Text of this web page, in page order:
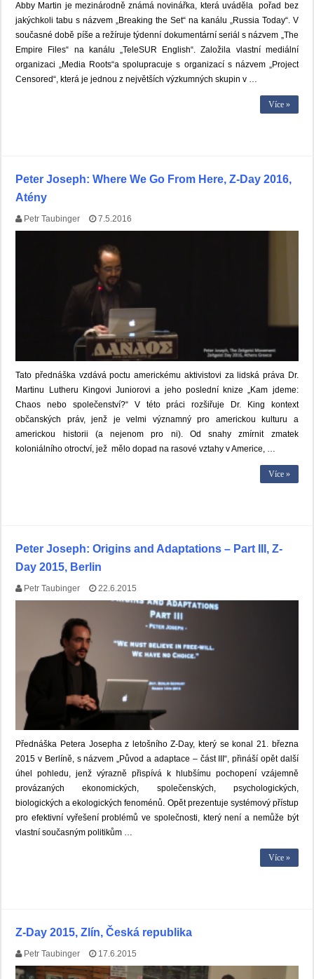
Abby Martin je mezinárodně známá novinářka, která uváděla pořad bez
jakýchkoli tabu s názvem „Breaking the Set“ na kanálu „Russia Today“. V
současné době píše a režíruje týdenní dokumentární seriál s názvem „The
Empire Files“ na kanálu „TeleSUR English“. Založila vlastní mediální
organizaci „Media Roots“a spolupracuje s organizací s názvem „Project
Censored“, která je jednou z největších výzkumných skupin v …
Více »
Peter Joseph: Where We Go From Here, Z-Day 2016,
Atény
Petr Taubinger 7.5.2016
Tato přednáška vzdává poctu americkému aktivistovi za lidská práva Dr.
Martinu Lutheru Kingovi Juniorovi a jeho poslední knize „Kam jdeme:
Chaos nebo společenství?“ V této práci rozšiřuje Dr. King kontext
občanských práv, jenž je velmi významný pro americkou kulturu a
americkou historii (a nejenom pro ni). Od snahy zmírnit zmatek
koloniálního otroctví, jež mělo dopad na rasové vztahy v Americe, …
Více »
Peter Joseph: Origins and Adaptations – Part III, Z-
Day 2015, Berlin
Petr Taubinger 22.6.2015
Přednáška Petera Josepha z letošního Z-Day, který se konal 21. března
2015 v Berlíně, s názvem „Původ a adaptace – část III“, přináší opět další
úhel pohledu, jenž výrazně přispívá k hlubšímu pochopení vzájemně
provázaných ekonomických, společenských, psychologických,
biologických a ekologických fenoménů. Opět prezentuje systémový přístup
pro efektivní vyřešení problémů ve společnosti, který není a nemůže být
vlastní současným politikům …
Více »
Z-Day 2015, Zlín, Česká republika
Petr Taubinger 17.6.2015